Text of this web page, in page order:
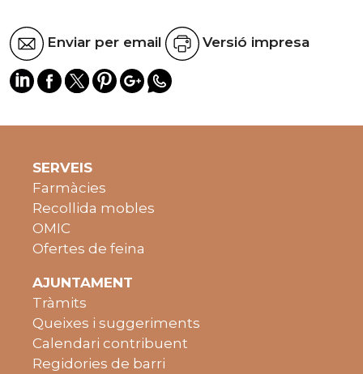
Enviar per email Versió impresa
SERVEIS
Farmàcies
Recollida mobles
OMIC
Ofertes de feina
AJUNTAMENT
Tràmits
Queixes i suggeriments
Calendari contribuent
Regidories de barri